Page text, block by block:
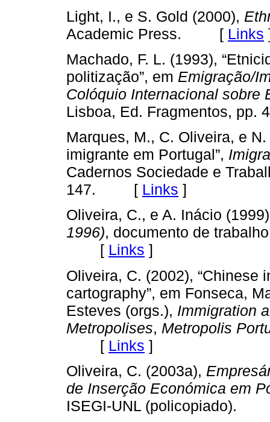
Light, I., e S. Gold (2000),
Academic Press. [ Links
Machado, F. L. (1993),
politização”, em Emigração/
Colóquio Internacional sobre
Lisboa, Ed. Fragmentos,
Marques, M., C. Oliveira, e
imigrante em Portugal”,
Cadernos Sociedade e
147. [ Links ]
Oliveira, C., e A. Inácio
1996), documento de
[ Links ]
Oliveira, C. (2002), “Chinese
cartography”, em Fonseca,
Esteves (orgs.), Immigration
Metropolises, Metropolis
[ Links ]
Oliveira, C. (2003a),
de Inserção Económica em
ISEGI-UNL